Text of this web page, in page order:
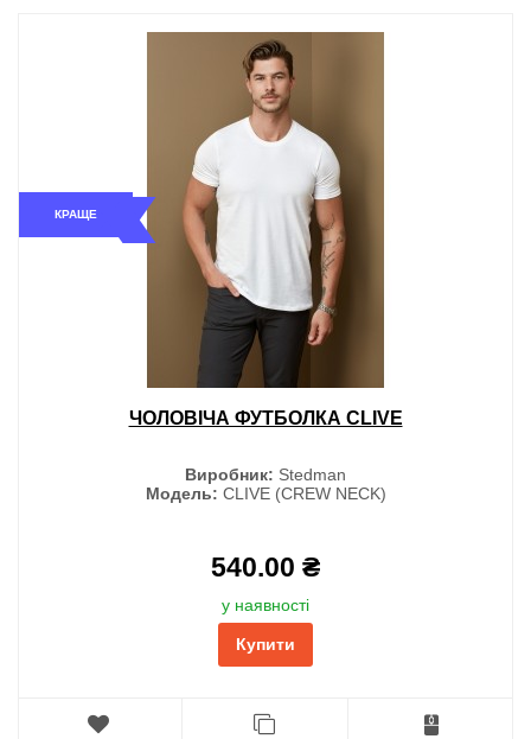
КРАЩЕ
ЧОЛОВІЧА ФУТБОЛКА CLIVE
Виробник: Stedman
Модель: CLIVE (CREW NECK)
540.00 ₴
у наявності
Купити